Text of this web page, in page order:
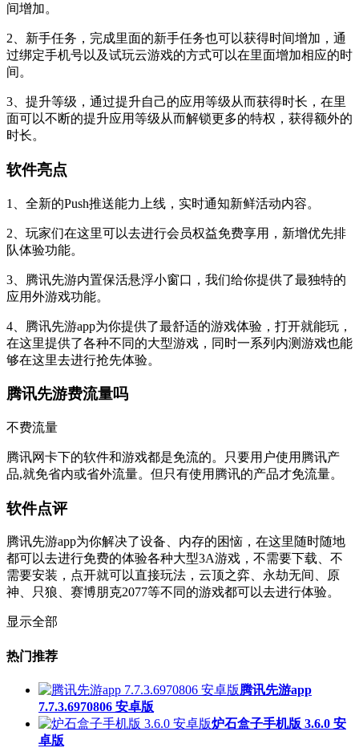
间增加。
2、新手任务，完成里面的新手任务也可以获得时间增加，通
过绑定手机号以及试玩云游戏的方式可以在里面增加相应的时
间。
3、提升等级，通过提升自己的应用等级从而获得时长，在里
面可以不断的提升应用等级从而解锁更多的特权，获得额外的
时长。
软件亮点
1、全新的Push推送能力上线，实时通知新鲜活动内容。
2、玩家们在这里可以去进行会员权益免费享用，新增优先排
队体验功能。
3、腾讯先游内置保活悬浮小窗口，我们给你提供了最独特的
应用外游戏功能。
4、腾讯先游app为你提供了最舒适的游戏体验，打开就能玩，
在这里提供了各种不同的大型游戏，同时一系列内测游戏也能
够在这里去进行抢先体验。
腾讯先游费流量吗
不费流量
腾讯网卡下的软件和游戏都是免流的。只要用户使用腾讯产
品,就免省内或省外流量。但只有使用腾讯的产品才免流量。
软件点评
腾讯先游app为你解决了设备、内存的困恼，在这里随时随地
都可以去进行免费的体验各种大型3A游戏，不需要下载、不
需要安装，点开就可以直接玩法，云顶之弈、永劫无间、原
神、只狼、赛博朋克2077等不同的游戏都可以去进行体验。
显示全部
热门推荐
腾讯先游app
7.7.3.6970806 安卓版
炉石盒子手机版 3.6.0 安
卓版